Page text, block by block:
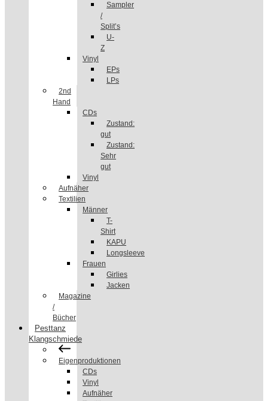
Sampler
/
Split’s
U-
Z
Vinyl
EPs
LPs
2nd
Hand
CDs
Zustand:
gut
Zustand:
Sehr
gut
Vinyl
Aufnäher
Textilien
Männer
T-
Shirt
KAPU
Longsleeve
Frauen
Girlies
Jacken
Magazine
/
Bücher
Pesttanz
Klangschmiede
Eigenproduktionen
CDs
Vinyl
Aufnäher